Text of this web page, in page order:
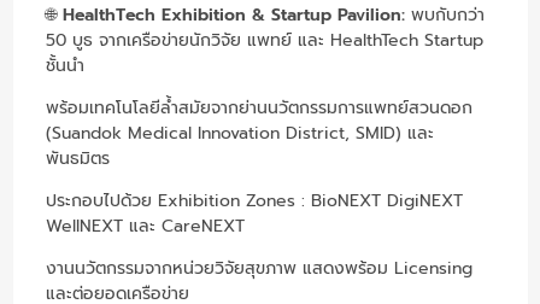
🌐HealthTech Exhibition & Startup Pavilion:พบกับกว่า
50 บูธ จากเครือข่ายนักวิจัย แพทย์ และ HealthTech Startup
ชั้นนำ
พร้อมเทคโนโลยีล้ำสมัยจากย่านนวัตกรรมการแพทย์สวนดอก
(Suandok Medical Innovation District, SMID) และ
พันธมิตร
ประกอบไปด้วย Exhibition Zones : BioNEXT DigiNEXT
WellNEXT และ CareNEXT
งานนวัตกรรมจากหน่วยวิจัยสุขภาพ แสดงพร้อม Licensing
และต่อยอดเครือข่าย